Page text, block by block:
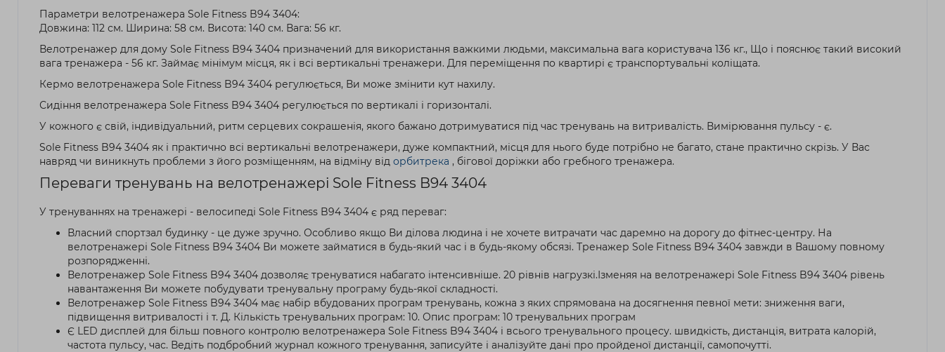
Параметри велотренажера Sole Fitness B94 3404:
Довжина: 112 см. Ширина: 58 см. Висота: 140 см. Вага: 56 кг.
Велотренажер для дому Sole Fitness B94 3404 призначений для використання важкими людьми, максимальна вага користувача 136 кг., Що і пояснює такий високий
вага тренажера - 56 кг. Займає мінімум місця, як і всі вертикальні тренажери. Для переміщення по квартирі є транспортувальні коліщата.
Кермо велотренажера Sole Fitness B94 3404 регулюється, Ви може змінити кут нахилу.
Сидіння велотренажера Sole Fitness B94 3404 регулюється по вертикалі і горизонталі.
У кожного є свій, індивідуальний, ритм серцевих сокрашенія, якого бажано дотримуватися під час тренувань на витривалість. Вимірювання пульсу - є.
Sole Fitness B94 3404 як і практично всі вертикальні велотренажери, дуже компактний, місця для нього буде потрібно не багато, стане практично скрізь. У Вас
навряд чи виникнуть проблеми з його розміщенням, на відміну від орбитрека , бігової доріжки або гребного тренажера.
Переваги тренувань на велотренажері Sole Fitness B94 3404
У тренуваннях на тренажері - велосипеді Sole Fitness B94 3404 є ряд переваг:
Власний спортзал будинку - це дуже зручно. Особливо якщо Ви ділова людина і не хочете витрачати час даремно на дорогу до фітнес-центру. На
велотренажері Sole Fitness B94 3404 Ви можете займатися в будь-який час і в будь-якому обсязі. Тренажер Sole Fitness B94 3404 завжди в Вашому повному
розпорядженні.
Велотренажер Sole Fitness B94 3404 дозволяє тренуватися набагато інтенсивніше. 20 рівнів нагрузкі.Ізменяя на велотренажері Sole Fitness B94 3404 рівень
навантаження Ви можете побудувати тренувальну програму будь-якої складності.
Велотренажер Sole Fitness B94 3404 має набір вбудованих програм тренувань, кожна з яких спрямована на досягнення певної мети: зниження ваги,
підвищення витривалості і т. Д. Кількість тренувальних програм: 10. Опис програм: 10 тренувальних програм
Є LED дисплей для більш повного контролю велотренажера Sole Fitness B94 3404 і всього тренувального процесу. швидкість, дистанція, витрата калорій,
частота пульсу, час. Ведіть подбробний журнал кожного тренування, записуйте і аналізуйте дані про пройденої дистанції, самопочутті.